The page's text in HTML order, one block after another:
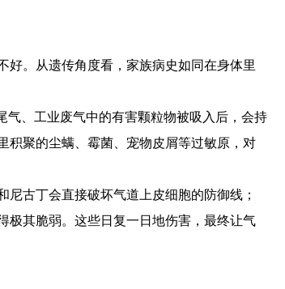
。从遗传角度看，家族病史如同在身体里
、工业废气中的有害颗粒物被吸入后，会持
积聚的尘螨、霉菌、宠物皮屑等过敏原，对
古丁会直接破坏气道上皮细胞的防御线；
极其脆弱。这些日复一日地伤害，最终让气